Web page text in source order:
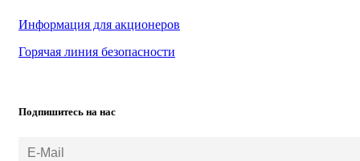
Информация для акционеров
Горячая линия безопасности
Подпишитесь на нас